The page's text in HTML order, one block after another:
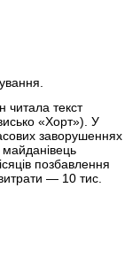
читала текст
«Хорт»). У
заворушеннях
позбавлення
— 10 тис.